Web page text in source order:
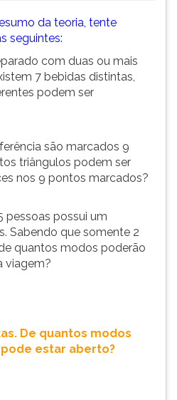
da teoria, tente
seguintes:
com duas ou mais
7 bebidas distintas,
podem ser
são marcados 9
triângulos podem ser
nos 9 pontos marcados?
pessoas possui um
Sabendo que somente 2
quantos modos poderão
viagem?
De quantos modos
estar aberto?